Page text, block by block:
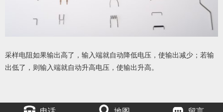
采样电阻 如果输出高了，输入端就自动降低电压，使输出减少；若输
出低了，则输入端就自动升高电压，使输出升高。